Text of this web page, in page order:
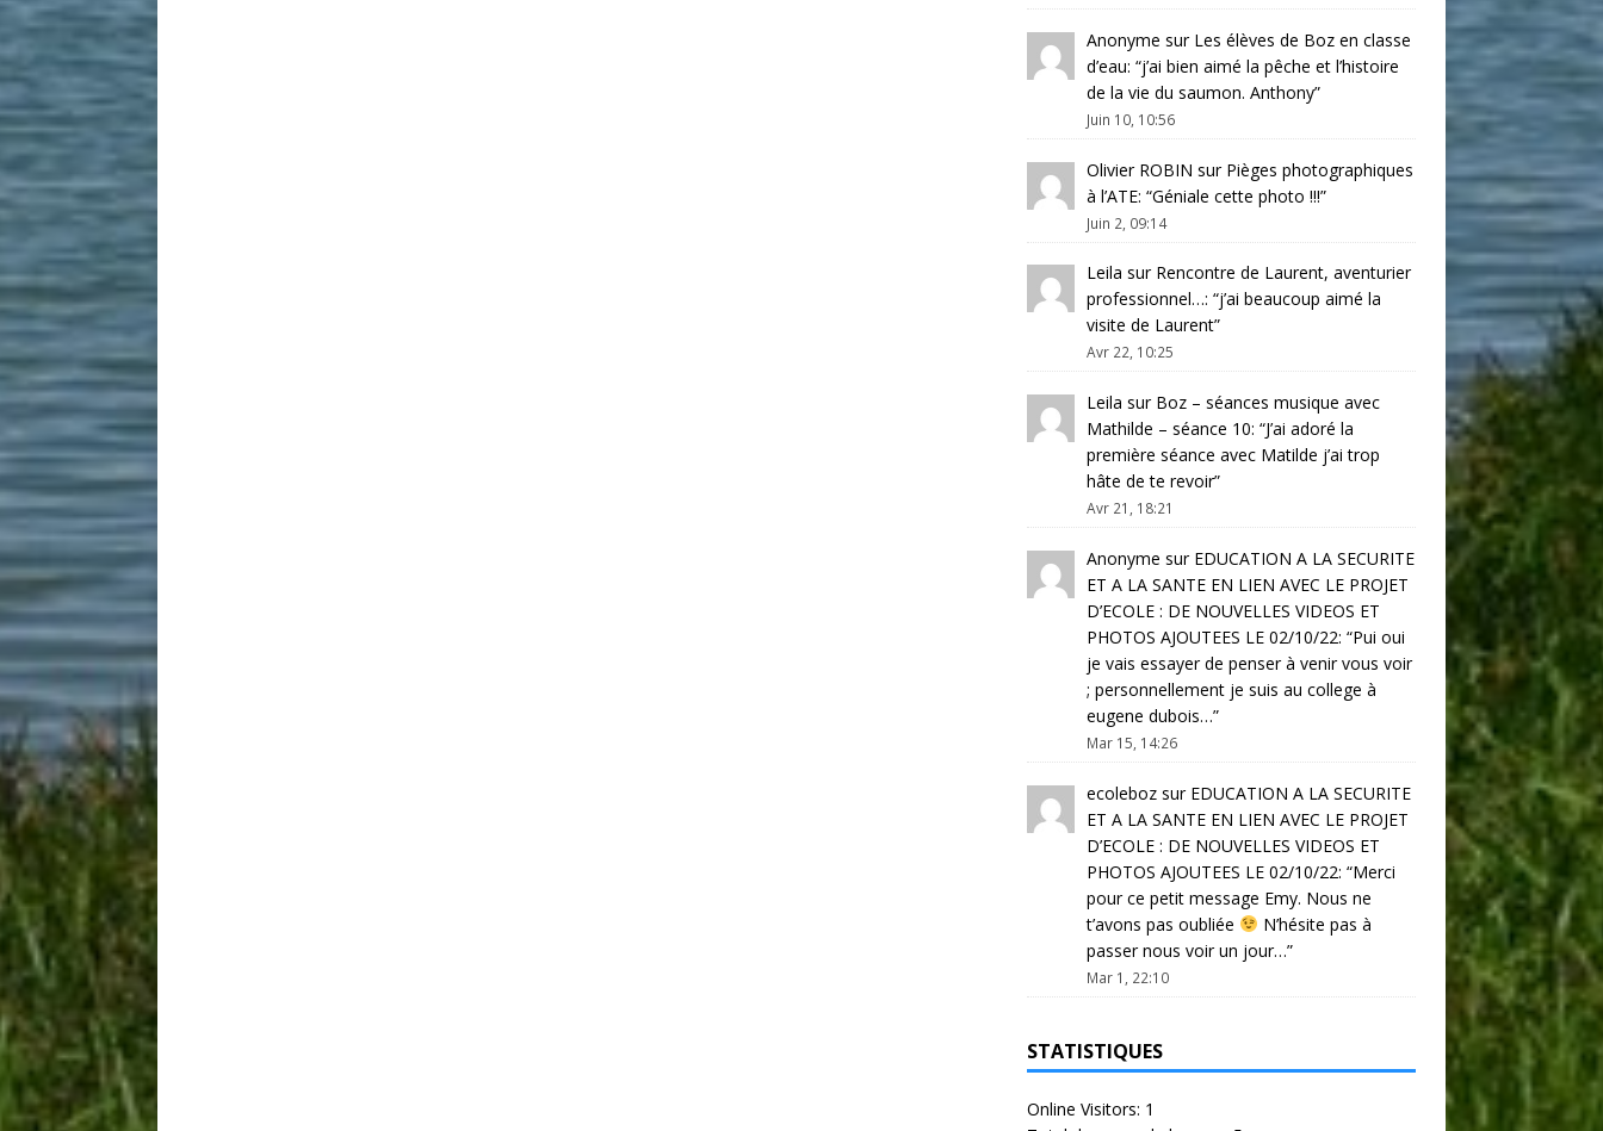
Anonyme sur Les élèves de Boz en classe
d’eau: “j’ai bien aimé la pêche et l’histoire
de la vie du saumon. Anthony”
Juin 10, 10:56
Olivier ROBIN sur Pièges photographiques
à l’ATE: “Géniale cette photo !!!”
Juin 2, 09:14
Leila sur Rencontre de Laurent, aventurier
professionnel…: “j’ai beaucoup aimé la
visite de Laurent”
Avr 22, 10:25
Leila sur Boz – séances musique avec
Mathilde – séance 10: “J’ai adoré la
première séance avec Matilde j’ai trop
hâte de te revoir”
Avr 21, 18:21
Anonyme sur EDUCATION A LA SECURITE
ET A LA SANTE EN LIEN AVEC LE PROJET
D’ECOLE : DE NOUVELLES VIDEOS ET
PHOTOS AJOUTEES LE 02/10/22: “Pui oui
je vais essayer de penser à venir vous voir
; personnellement je suis au college à
eugene dubois…”
Mar 15, 14:26
ecolebozsur EDUCATION A LA SECURITE
ET A LA SANTE EN LIEN AVEC LE PROJET
D’ECOLE : DE NOUVELLES VIDEOS ET
PHOTOS AJOUTEES LE 02/10/22: “Merci
pour ce petit message Emy. Nous ne
t’avons pas oubliée
N’hésite pas à
passer nous voir un jour…”
Mar 1, 22:10
STATISTIQUES
Online Visitors: 1